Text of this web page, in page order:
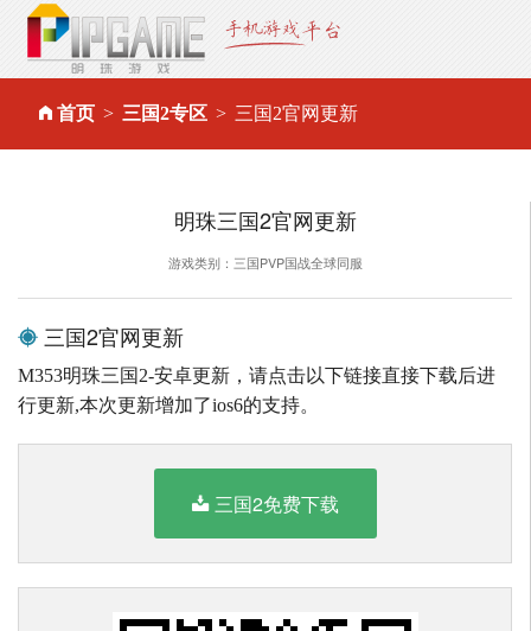
首页 三国2专区 三国2官网更新
明珠三国2官网更新
游戏类别：三国PVP国战全球同服
三国2官网更新
M353明珠三国2-安卓更新，请点击以下链接直接下载后进
行更新,本次更新增加了ios6的支持。
三国2免费下载